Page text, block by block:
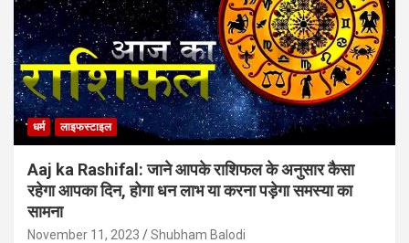
धर्म लाइफस्टाइल
Aaj ka Rashifal: जाने आपके राशिफल के अनुसार कैसा
रहेगा आपका दिन, होगा धन लाभ या करना पड़ेगा समस्या का
सामना
November 11, 2023 Shubham Balodi